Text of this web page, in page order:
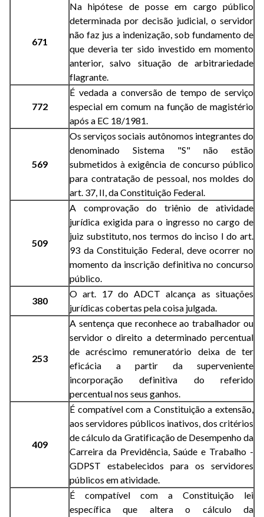
671
Na hipótese de posse em cargo público
determinada por decisão judicial, o servidor
não faz jus a indenização, sob fundamento de
que deveria ter sido investido em momento
anterior, salvo situação de arbitrariedade
flagrante.
772
É vedada a conversão de tempo de serviço
especial em comum na função de magistério
após a EC 18/1981.
569
Os serviços sociais autônomos integrantes do
denominado Sistema "S" não estão
submetidos à exigência de concurso público
para contratação de pessoal, nos moldes do
art. 37, II, da Constituição Federal.
509
A comprovação do triênio de atividade
jurídica exigida para o ingresso no cargo de
juiz substituto, nos termos do inciso I do art.
93 da Constituição Federal, deve ocorrer no
momento da inscrição definitiva no concurso
público.
380
O art. 17 do ADCT alcança as situações
jurídicas cobertas pela coisa julgada.
253
A sentença que reconhece ao trabalhador ou
servidor o direito a determinado percentual
de acréscimo remuneratório deixa de ter
eficácia a partir da superveniente
incorporação definitiva do referido
percentual nos seus ganhos.
409
É compatível com a Constituição a extensão,
aos servidores públicos inativos, dos critérios
de cálculo da Gratificação de Desempenho da
Carreira da Previdência, Saúde e Trabalho -
GDPST estabelecidos para os servidores
públicos em atividade.
É compatível com a Constituição lei
específica que altera o cálculo da